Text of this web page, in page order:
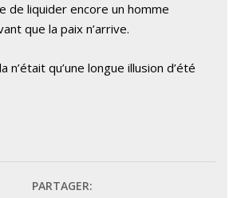
de liquider encore un homme
que la paix n’arrive.
n’était qu’une longue illusion d’été
PARTAGER: